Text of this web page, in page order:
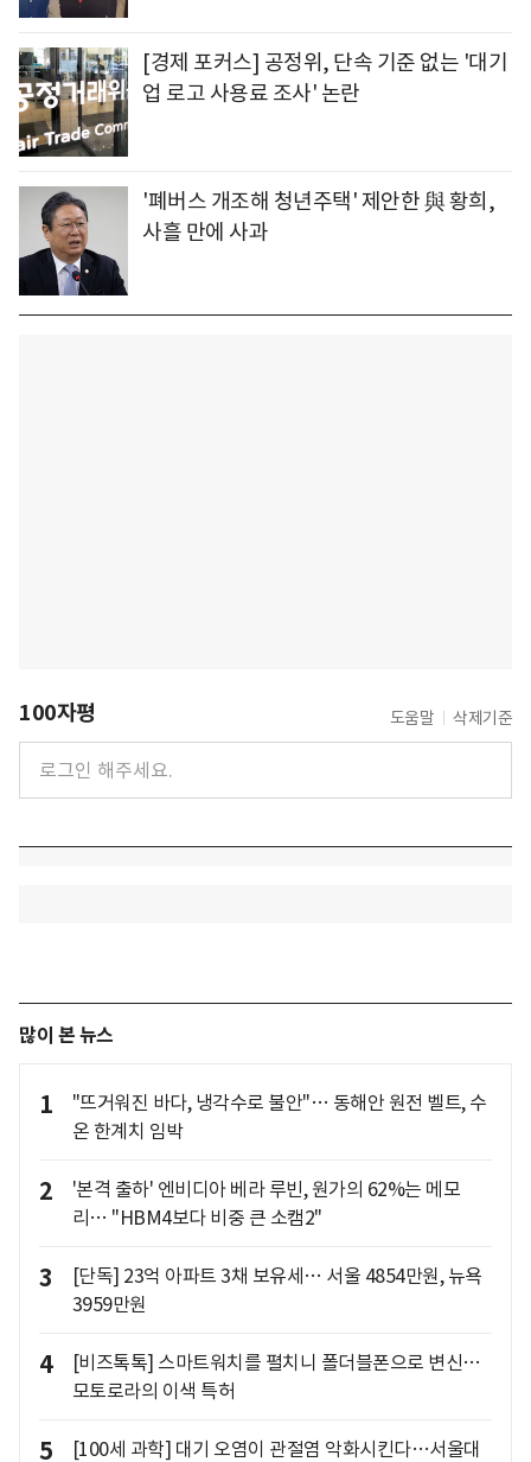
[경제 포커스] 공정위, 단속 기준 없는 '대기
업 로고 사용료 조사' 논란
'폐버스 개조해 청년주택' 제안한 與 황희,
사흘 만에 사과
100자평 도움말 삭제기준
많이 본 뉴스
1
"뜨거워진 바다, 냉각수로 불안"… 동해안 원전 벨트, 수
온 한계치 임박
2
'본격 출하' 엔비디아 베라 루빈, 원가의 62%는 메모
리… "HBM4보다 비중 큰 소캠2"
3
[단독] 23억 아파트 3채 보유세… 서울 4854만원, 뉴욕
3959만원
4
[비즈톡톡] 스마트워치를 펼치니 폴더블폰으로 변신…
모토로라의 이색 특허
5 [100세 과학] 대기 오염이 관절염 악화시킨다…서울대